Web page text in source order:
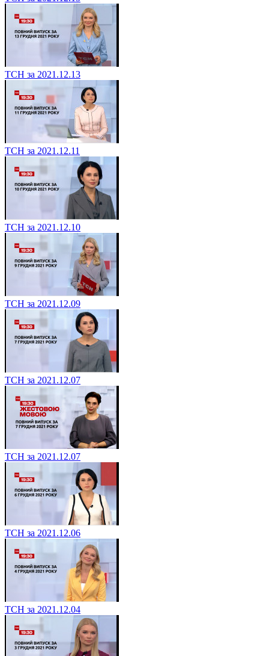
ТСН за 2021.12.13
ТСН за 2021.12.11
ТСН за 2021.12.10
ТСН за 2021.12.09
ТСН за 2021.12.07
ТСН за 2021.12.07
ТСН за 2021.12.06
ТСН за 2021.12.04